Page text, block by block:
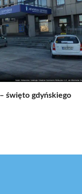
święto gdyńskiego